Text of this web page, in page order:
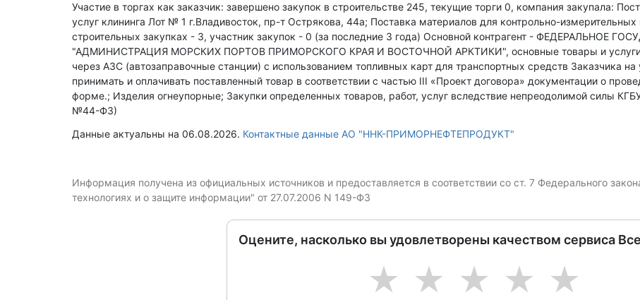
Участие в торгах как заказчик: завершено закупок в строительстве 245, текущие торги 0, компания закупала:
услуг клининга Лот № 1 г.Владивосток, пр-т Острякова, 44а; Поставка материалов для контрольно-
строительных закупках - 3, участник закупок - 0 (за последние 3 года) Основной контрагент - ФЕДЕРАЛЬНОЕ
"АДМИНИСТРАЦИЯ МОРСКИХ ПОРТОВ ПРИМОРСКОГО КРАЯ И ВОСТОЧНОЙ АРКТИКИ", основные товары и услуги:
через АЗС (автозаправочные станции) с использованием топливных карт для транспортных средств Заказчика на
принимать и оплачивать поставленный товар в соответствии с частью III «Проект договора» документации о
форме.; Изделия огнеупорные; Закупки определенных товаров, работ, услуг вследствие непреодолимой силы
№44-ФЗ)
Данные актуальны на 06.08.2026. Контактные данные АО "ННК-ПРИМОРНЕФТЕПРОДУКТ"
Информация получена из официальных источников и предоставляется в соответствии со ст. 7 Федерального
технологиях и о защите информации" от 27.07.2006 N 149-ФЗ
Оцените, насколько вы удовлетворены качеством сервиса
5
4
3
2
1